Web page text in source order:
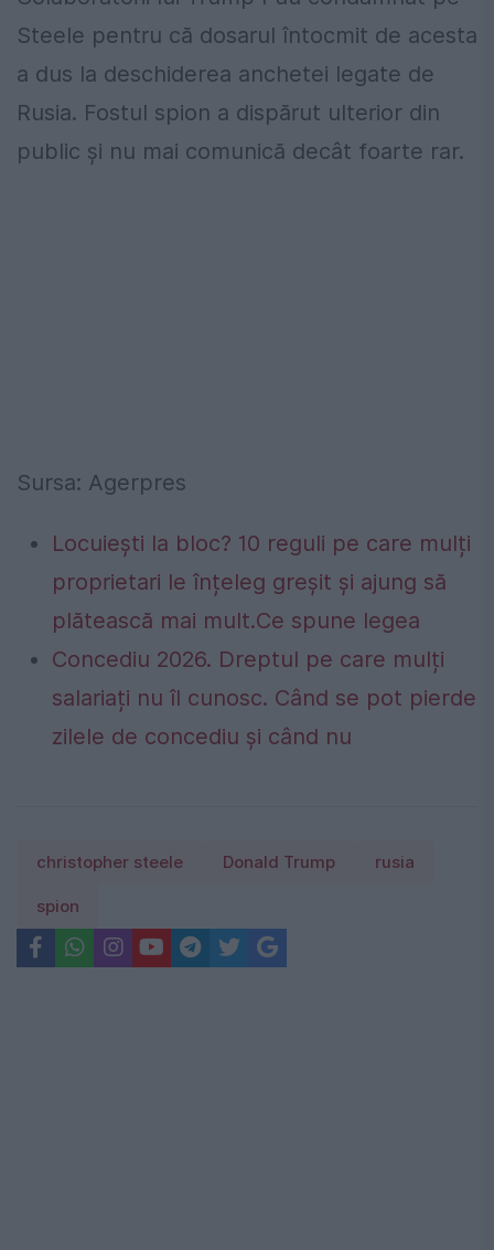
Steele pentru că dosarul întocmit de acesta
a dus la deschiderea anchetei legate de
Rusia. Fostul spion a dispărut ulterior din
public şi nu mai comunică decât foarte rar.
Sursa: Agerpres
Locuiești la bloc? 10 reguli pe care mulți
proprietari le înțeleg greșit și ajung să
plătească mai mult.Ce spune legea
Concediu 2026. Dreptul pe care mulți
salariați nu îl cunosc. Când se pot pierde
zilele de concediu și când nu
christopher steele Donald Trump rusia
spion